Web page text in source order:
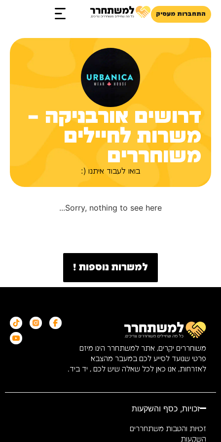
התחברות מעסיק
דרושים אורבניקה –
משרות לחיילים
משוחררים
בואו לעבוד איתנו (:
Sorry, nothing to see here...
למשרות נוספות !
משוחררים יקרים, אתר למשתחרר הינו מיזם
פרטי שנועד לסייע לכם במעבר מהצבא
לאזרחות, אנו כאן לכל שאלה שיש לכם , יד ביד.
זכויות, כסף והשקעות
זכויות והטבות משתחררים
השקעות